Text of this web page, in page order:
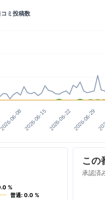
コミ投稿数
2026-06-08 2026-06-15 2026-06-22 2026-06-29
%
%
普通: 0.0 %
普通: 0.0 %
この
承認済